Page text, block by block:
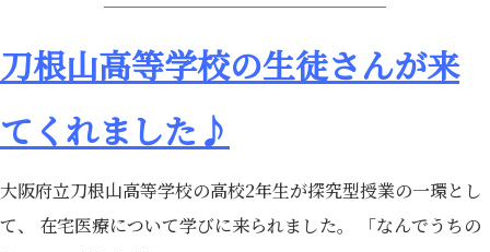
刀根山高等学校の生徒さんが来
てくれました♪
大阪府立刀根山高等学校の高校2年生が探究型授業の一環とし
て、 在宅医療について学びに来られました。 「なんでうちの